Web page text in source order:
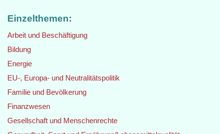
Einzelthemen:
Arbeit und Beschäftigung
Bildung
Energie
EU-, Europa- und Neutralitätspolitik
Familie und Bevölkerung
Finanzwesen
Gesellschaft und Menschenrechte